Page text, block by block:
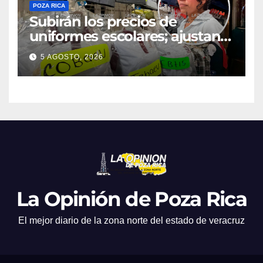
POZA RICA
Subirán los precios de
uniformes escolares; ajustan
promociones
5 AGOSTO, 2026
La Opinión de Poza Rica
El mejor diario de la zona norte del estado de veracruz